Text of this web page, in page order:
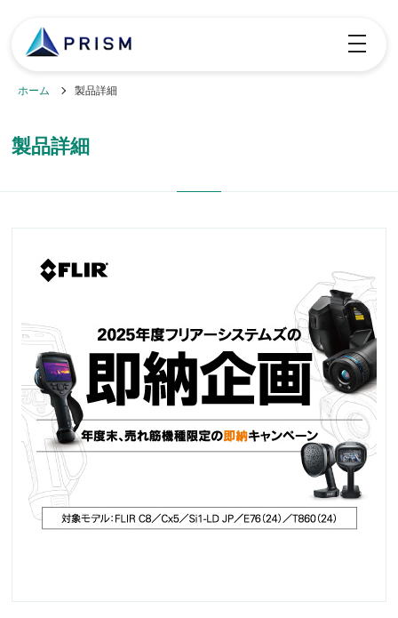
toggle
ホーム 製品詳細
製品詳細